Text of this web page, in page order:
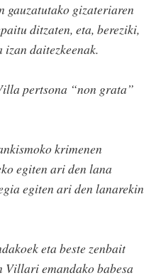
gauzatutako gizateriaren
ditzaten, eta, bereziki,
daitezkeenak.
pertsona “non grata”
krimenen
egiten ari den lana
egiten ari den lanarekin
eta beste zenbait
emandako babesa